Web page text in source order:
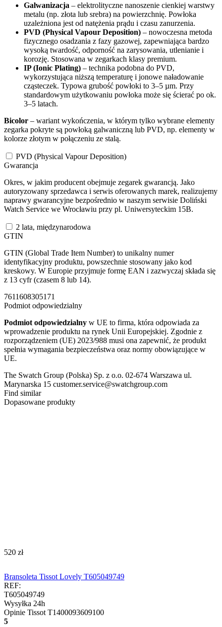
Galwanizacja – elektrolityczne nanoszenie cienkiej warstwy
metalu (np. złota lub srebra) na powierzchnię. Powłoka
uzależniona jest od natężenia prądu i czasu zanurzenia.
PVD (Physical Vapour Deposition) – nowoczesna metoda
fizycznego osadzania z fazy gazowej, zapewniająca bardzo
wysoką twardość, odporność na zarysowania, utlenianie i
korozję. Stosowana w zegarkach klasy premium.
IP (Ionic Plating) – technika podobna do PVD,
wykorzystująca niższą temperaturę i jonowe naładowanie
cząsteczek. Typowa grubość powłoki to 3–5 µm. Przy
standardowym użytkowaniu powłoka może się ścierać po ok.
3–5 latach.
Bicolor – wariant wykończenia, w którym tylko wybrane elementy
zegarka pokryte są powłoką galwaniczną lub PVD, np. elementy w
kolorze złotym w połączeniu ze stalą.
PVD (Physical Vapour Deposition)
Gwarancja
Okres, w jakim producent obejmuje zegarek gwarancją. Jako
autoryzowany sprzedawca i serwis oferowanych marek, realizujemy
naprawy gwarancyjne bezpośrednio w naszym serwisie Doliński
Watch Service we Wrocławiu przy pl. Uniwersyteckim 15B.
2 lata, międzynarodowa
GTIN
GTIN (Global Trade Item Number) to unikalny numer
identyfikacyjny produktu, powszechnie stosowany jako kod
kreskowy. W Europie przyjmuje formę EAN i zazwyczaj składa się
z 13 cyfr (czasem 8 lub 14).
7611608305171
Podmiot odpowiedzialny
Podmiot odpowiedzialny w UE to firma, która odpowiada za
wprowadzenie produktu na rynek Unii Europejskiej. Zgodnie z
rozporządzeniem (UE) 2023/988 musi ona zapewnić, że produkt
spełnia wymagania bezpieczeństwa oraz normy obowiązujące w
UE.
The Swatch Group (Polska) Sp. z o.o. 02-674 Warszawa ul.
Marynarska 15 customer.service@swatchgroup.com
Find similar
Dopasowane produkty
‍520‍ zł
Bransoleta Tissot Lovely T605049749
REF:
T605049749
Wysyłka 24h
Opinie Tissot T1400093609100
5